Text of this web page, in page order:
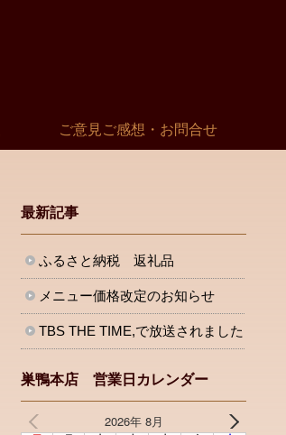
ご意見ご感想・お問合せ
最新記事
ふるさと納税 返礼品
メニュー価格改定のお知らせ
TBS THE TIME,で放送されました
巣鴨本店 営業日カレンダー
2026年 8月